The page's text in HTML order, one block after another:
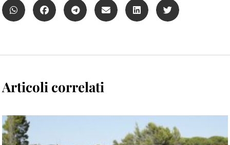
Articoli correlati